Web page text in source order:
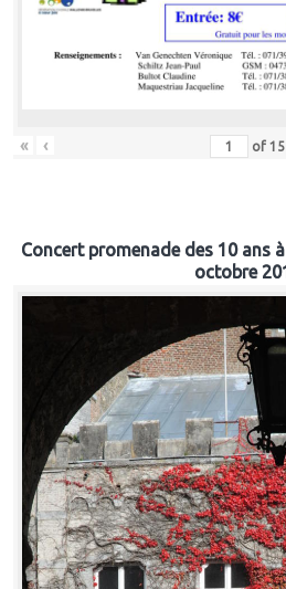
« ‹ of 15
Concert promenade des 10 ans
octobre